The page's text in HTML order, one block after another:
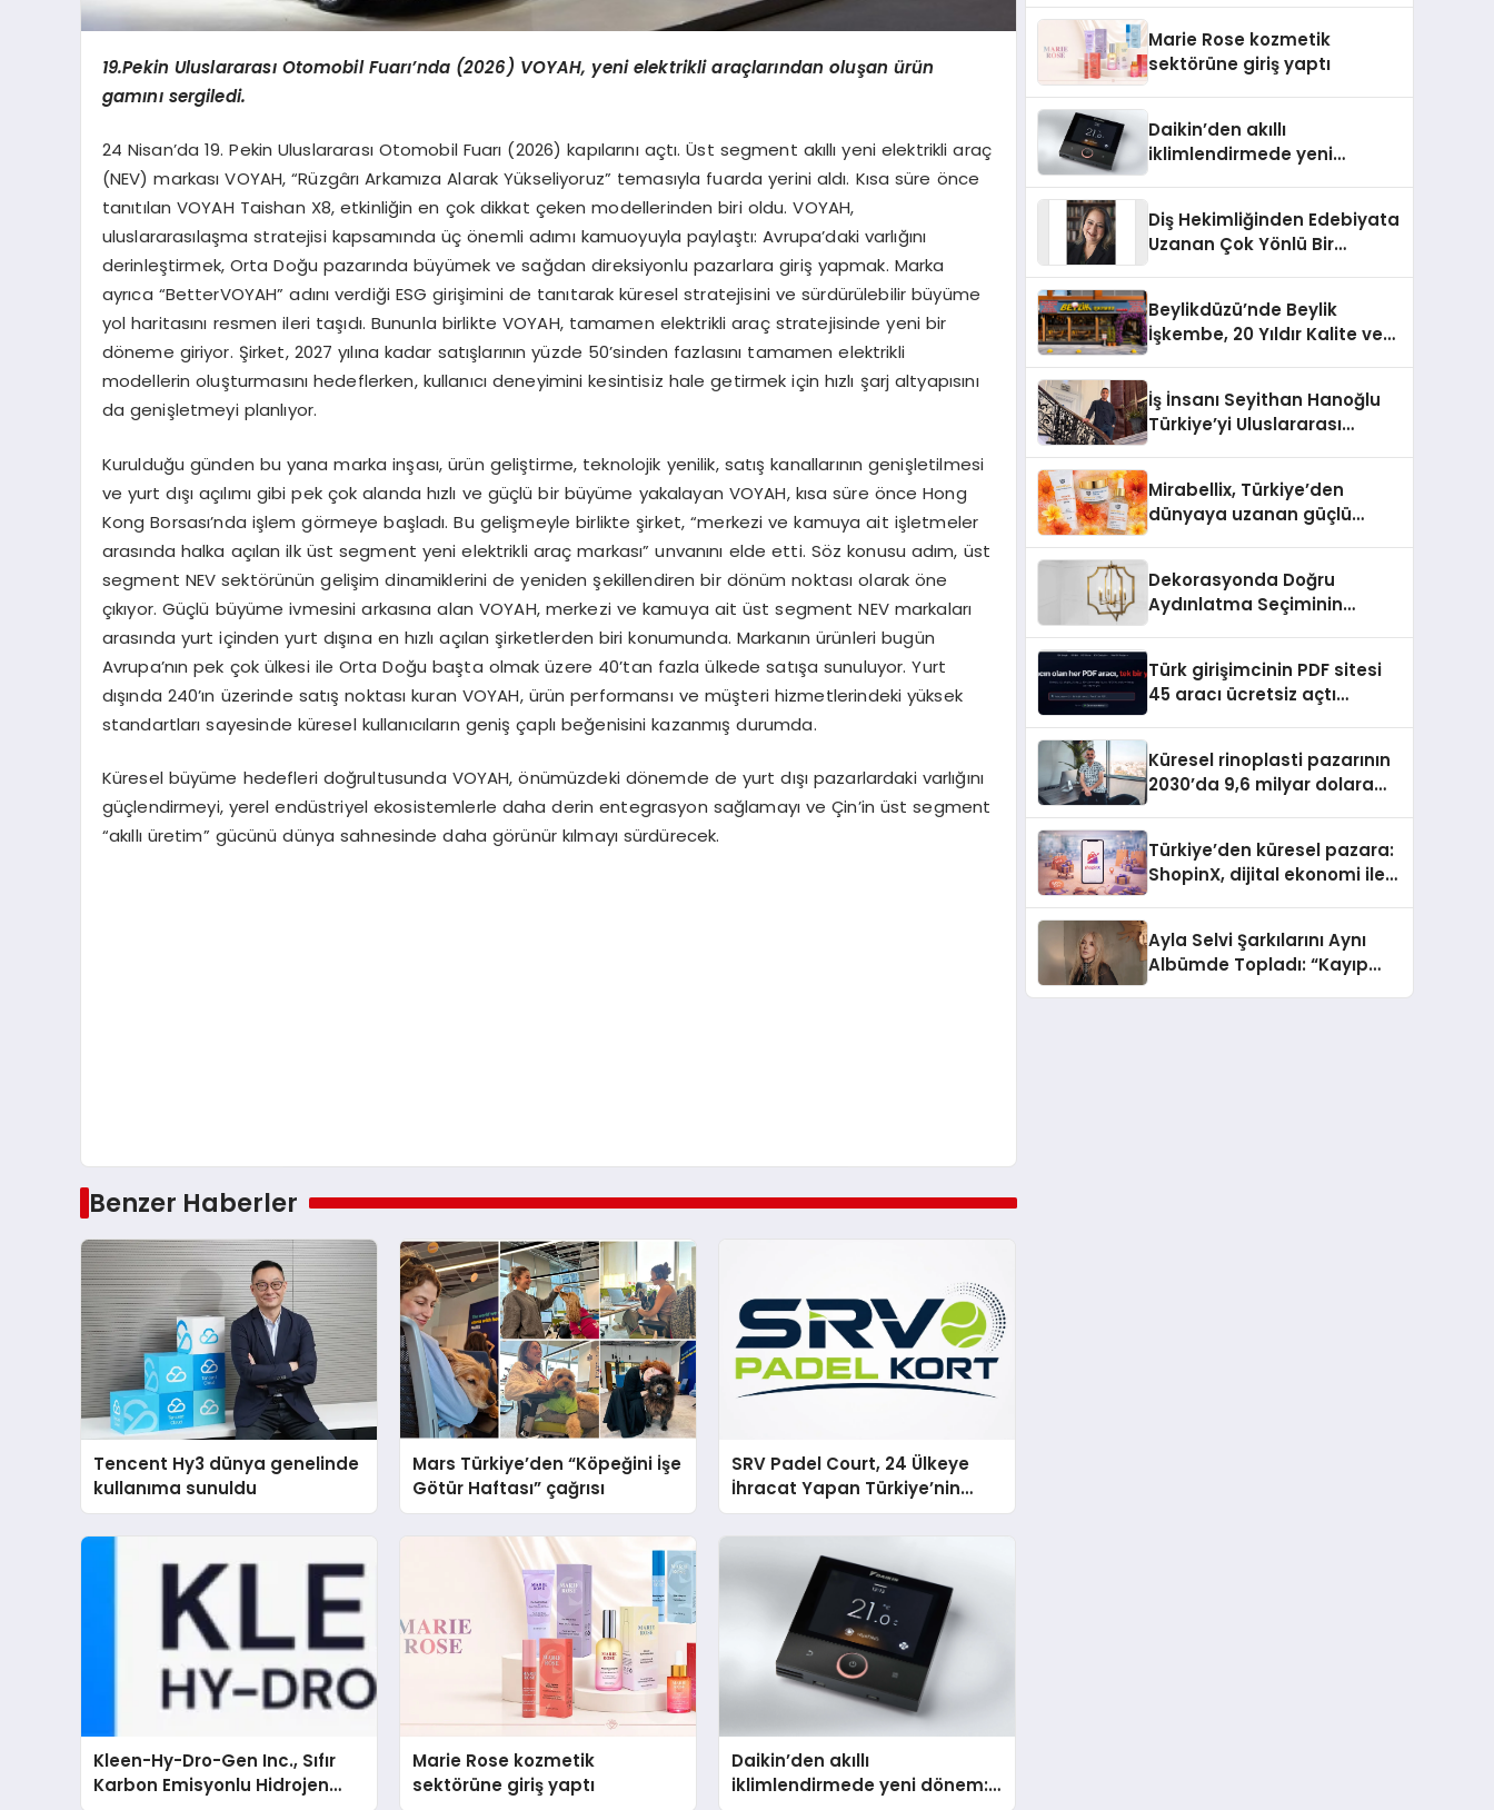
19.Pekin Uluslararası Otomobil Fuarı’nda (2026) VOYAH, yeni elektrikli araçlarından oluşan ürün
gamını sergiledi.
24 Nisan’da 19. Pekin Uluslararası Otomobil Fuarı (2026) kapılarını açtı. Üst segment akıllı yeni elektrikli araç
(NEV) markası VOYAH, “Rüzgârı Arkamıza Alarak Yükseliyoruz” temasıyla fuarda yerini aldı. Kısa süre önce
tanıtılan VOYAH Taishan X8, etkinliğin en çok dikkat çeken modellerinden biri oldu. VOYAH,
uluslararasılaşma stratejisi kapsamında üç önemli adımı kamuoyuyla paylaştı: Avrupa’daki varlığını
derinleştirmek, Orta Doğu pazarında büyümek ve sağdan direksiyonlu pazarlara giriş yapmak. Marka
ayrıca “BetterVOYAH” adını verdiği ESG girişimini de tanıtarak küresel stratejisini ve sürdürülebilir büyüme
yol haritasını resmen ileri taşıdı. Bununla birlikte VOYAH, tamamen elektrikli araç stratejisinde yeni bir
döneme giriyor. Şirket, 2027 yılına kadar satışlarının yüzde 50’sinden fazlasını tamamen elektrikli
modellerin oluşturmasını hedeflerken, kullanıcı deneyimini kesintisiz hale getirmek için hızlı şarj altyapısını
da genişletmeyi planlıyor.
Kurulduğu günden bu yana marka inşası, ürün geliştirme, teknolojik yenilik, satış kanallarının genişletilmesi
ve yurt dışı açılımı gibi pek çok alanda hızlı ve güçlü bir büyüme yakalayan VOYAH, kısa süre önce Hong
Kong Borsası’nda işlem görmeye başladı. Bu gelişmeyle birlikte şirket, “merkezi ve kamuya ait işletmeler
arasında halka açılan ilk üst segment yeni elektrikli araç markası” unvanını elde etti. Söz konusu adım, üst
segment NEV sektörünün gelişim dinamiklerini de yeniden şekillendiren bir dönüm noktası olarak öne
çıkıyor. Güçlü büyüme ivmesini arkasına alan VOYAH, merkezi ve kamuya ait üst segment NEV markaları
arasında yurt içinden yurt dışına en hızlı açılan şirketlerden biri konumunda. Markanın ürünleri bugün
Avrupa’nın pek çok ülkesi ile Orta Doğu başta olmak üzere 40’tan fazla ülkede satışa sunuluyor. Yurt
dışında 240’ın üzerinde satış noktası kuran VOYAH, ürün performansı ve müşteri hizmetlerindeki yüksek
standartları sayesinde küresel kullanıcıların geniş çaplı beğenisini kazanmış durumda.
Küresel büyüme hedefleri doğrultusunda VOYAH, önümüzdeki dönemde de yurt dışı pazarlardaki varlığını
güçlendirmeyi, yerel endüstriyel ekosistemlerle daha derin entegrasyon sağlamayı ve Çin’in üst segment
“akıllı üretim” gücünü dünya sahnesinde daha görünür kılmayı sürdürecek.
Benzer Haberler
Tencent Hy3 dünya genelinde
kullanıma sunuldu
Mars Türkiye’den “Köpeğini İşe
Götür Haftası” çağrısı
SRV Padel Court, 24 Ülkeye
İhracat Yapan Türkiye’nin
Padel Kortu Üretim Gücü
Kleen-Hy-Dro-Gen Inc., Sıfır
Karbon Emisyonlu Hidrojen
Marie Rose kozmetik
sektörüne giriş yaptı
Daikin’den akıllı
iklimlendirmede yeni dönem:
Aldı
Marie Rose kozmetik
sektörüne giriş yaptı
Daikin’den akıllı
iklimlendirmede yeni
Diş Hekimliğinden Edebiyata
Uzanan Çok Yönlü Bir
Beylikdüzü’nde Beylik
İşkembe, 20 Yıldır Kalite ve
İş İnsanı Seyithan Hanoğlu
Türkiye’yi Uluslararası
Mirabellix, Türkiye’den
dünyaya uzanan güçlü
Dekorasyonda Doğru
Aydınlatma Seçiminin
Türk girişimcinin PDF sitesi
45 aracı ücretsiz açtı
Küresel rinoplasti pazarının
2030’da 9,6 milyar dolara
Türkiye’den küresel pazara:
ShopinX, dijital ekonomi ile
Ayla Selvi Şarkılarını Aynı
Albümde Topladı: “Kayıp